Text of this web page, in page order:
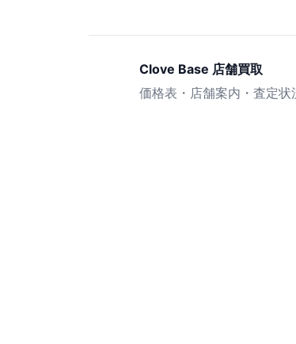
Clove Base 店舗買取
価格表・店舗案内・査定状